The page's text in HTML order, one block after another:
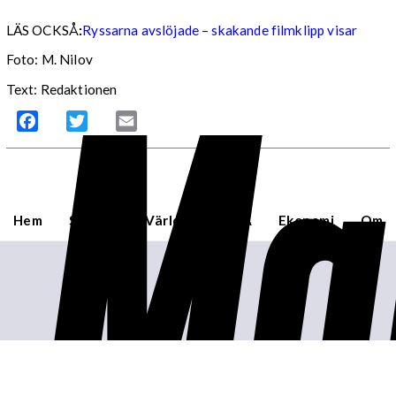
LÄS OCKSÅ:Ryssarna avslöjade – skakande filmklipp visar
Foto: M. Nilov
Text: Redaktionen
Facebook Twitter
Hem Sverige Världen USA Ekonomi Om